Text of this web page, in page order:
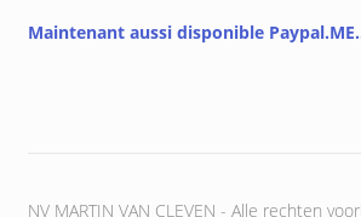
Maintenant aussi disponible
NV MARTIN VAN CLEVEN - Alle rechten